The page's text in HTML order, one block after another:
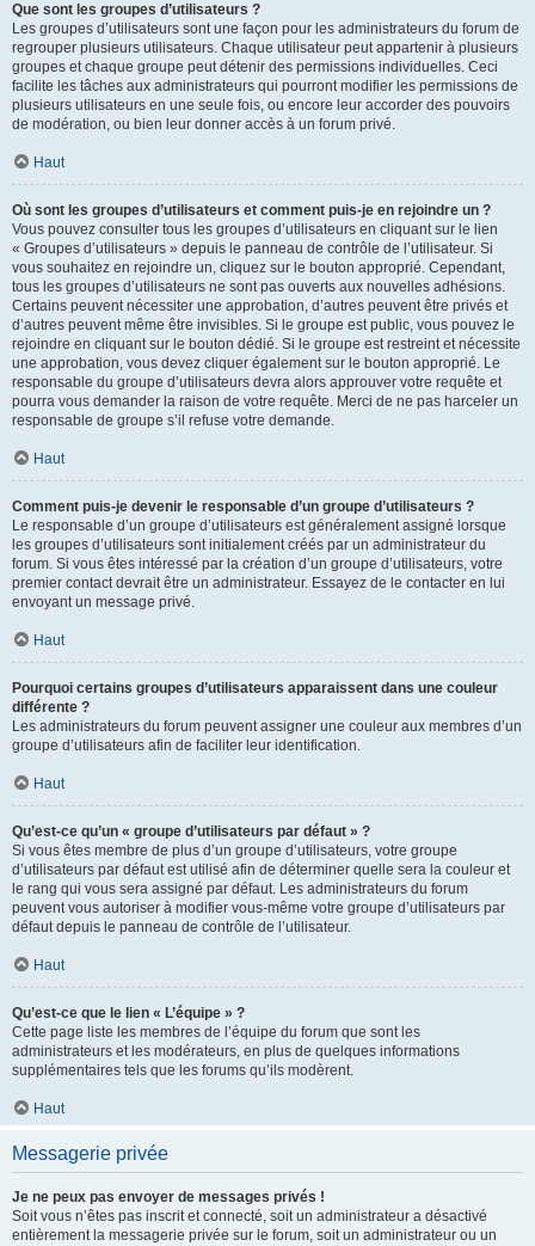
Que sont les groupes d’utilisateurs ?
Les groupes d’utilisateurs sont une façon pour les administrateurs du forum de
regrouper plusieurs utilisateurs. Chaque utilisateur peut appartenir à plusieurs
groupes et chaque groupe peut détenir des permissions individuelles. Ceci
facilite les tâches aux administrateurs qui pourront modifier les permissions de
plusieurs utilisateurs en une seule fois, ou encore leur accorder des pouvoirs
de modération, ou bien leur donner accès à un forum privé.
Haut
Où sont les groupes d’utilisateurs et comment puis-je en rejoindre un ?
Vous pouvez consulter tous les groupes d’utilisateurs en cliquant sur le lien
« Groupes d’utilisateurs » depuis le panneau de contrôle de l’utilisateur. Si
vous souhaitez en rejoindre un, cliquez sur le bouton approprié. Cependant,
tous les groupes d’utilisateurs ne sont pas ouverts aux nouvelles adhésions.
Certains peuvent nécessiter une approbation, d’autres peuvent être privés et
d’autres peuvent même être invisibles. Si le groupe est public, vous pouvez le
rejoindre en cliquant sur le bouton dédié. Si le groupe est restreint et nécessite
une approbation, vous devez cliquer également sur le bouton approprié. Le
responsable du groupe d’utilisateurs devra alors approuver votre requête et
pourra vous demander la raison de votre requête. Merci de ne pas harceler un
responsable de groupe s’il refuse votre demande.
Haut
Comment puis-je devenir le responsable d’un groupe d’utilisateurs ?
Le responsable d’un groupe d’utilisateurs est généralement assigné lorsque
les groupes d’utilisateurs sont initialement créés par un administrateur du
forum. Si vous êtes intéressé par la création d’un groupe d’utilisateurs, votre
premier contact devrait être un administrateur. Essayez de le contacter en lui
envoyant un message privé.
Haut
Pourquoi certains groupes d’utilisateurs apparaissent dans une couleur
différente ?
Les administrateurs du forum peuvent assigner une couleur aux membres d’un
groupe d’utilisateurs afin de faciliter leur identification.
Haut
Qu’est-ce qu’un « groupe d’utilisateurs par défaut » ?
Si vous êtes membre de plus d’un groupe d’utilisateurs, votre groupe
d’utilisateurs par défaut est utilisé afin de déterminer quelle sera la couleur et
le rang qui vous sera assigné par défaut. Les administrateurs du forum
peuvent vous autoriser à modifier vous-même votre groupe d’utilisateurs par
défaut depuis le panneau de contrôle de l’utilisateur.
Haut
Qu’est-ce que le lien « L’équipe » ?
Cette page liste les membres de l’équipe du forum que sont les
administrateurs et les modérateurs, en plus de quelques informations
supplémentaires tels que les forums qu’ils modèrent.
Haut
Messagerie privée
Je ne peux pas envoyer de messages privés !
Soit vous n’êtes pas inscrit et connecté, soit un administrateur a désactivé
entièrement la messagerie privée sur le forum, soit un administrateur ou un